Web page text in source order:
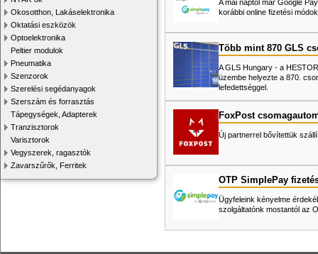
Okosotthon, Lakáselektronika
Oktatási eszközök
Optoelektronika
Peltier modulok
Pneumatika
Szenzorok
Szerelési segédanyagok
Szerszám és forrasztás
Tápegységek, Adapterek
Tranzisztorok
Varisztorok
Vegyszerek, ragasztók
Zavarszűrők, Ferritek
A mai naptól már Google
korábbi online fizetési
Több mint 870 GLS
A GLS Hungary - a
üzembe helyezte a 870.
lefedettséggel.
FoxPost
Új partnerrel bővítettük
OTP SimplePay
Ügyfeleink kényelme
szolgáltatónk mostantól az